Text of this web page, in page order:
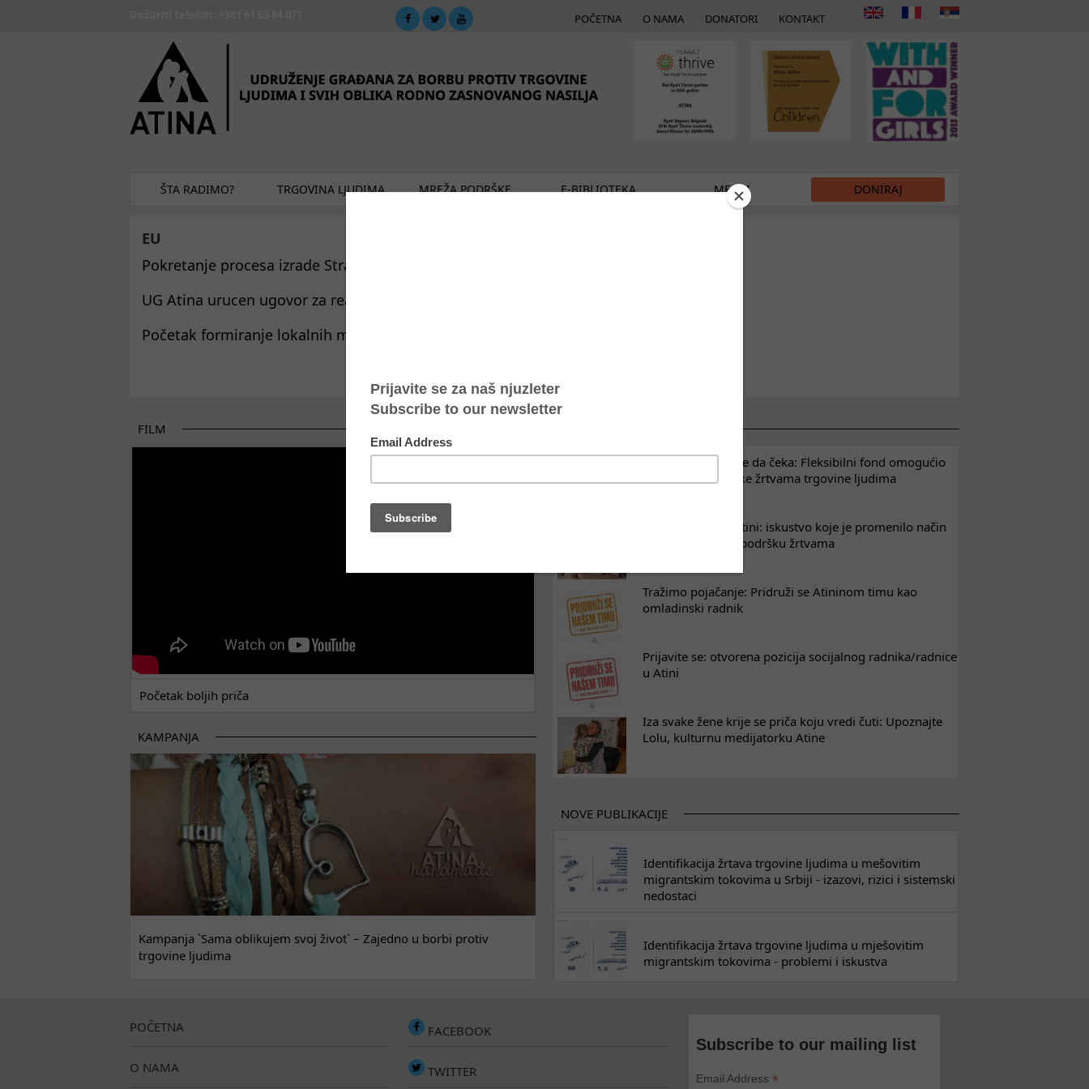
POČETNA O NAMA DONATORI KONTAKT
ŠTA RADIMO? TRGOVINA LJUDIMA MREŽA PODRŠKE E-BIBLIOTEKA MEDIJI DONIRAJ
EU
Pokretanje procesa izrade Strategije socijalne zaštite za period 2019-2025
UG Atina urucen ugovor za realizaciju projekta Kljucni koraci ka rodnoj ravnopravnosti
Početak formiranje lokalnih mreža za monitoring i javno zastupanje
FILM
Početak boljih priča
KAMPANJA
Kampanja `Sama oblikujem svoj život` – Zajedno u borbi protiv
trgovine ljudima
Oporavak ne može da čeka: Fleksibilni fond omogućio
kontinuitet podrške žrtvama trgovine ljudima
Osam nedelja u Atini: iskustvo koje je promenilo način
na koji razumem podršku žrtvama
Tražimo pojačanje: Pridruži se Atininom timu kao
omladinski radnik
Prijavite se: otvorena pozicija socijalnog radnika/radnice
u Atini
Iza svake žene krije se priča koju vredi čuti: Upoznajte
Lolu, kulturnu medijatorku Atine
NOVE PUBLIKACIJE
Identifikacija žrtava trgovine ljudima u mešovitim
migrantskim tokovima u Srbiji - izazovi, rizici i sistemski
nedostaci
Identifikacija žrtava trgovine ljudima u mješovitim
migrantskim tokovima - problemi i iskustva
POČETNA
O NAMA
FACEBOOK
TWITTER
Subscribe to our mailing list
Email Address*